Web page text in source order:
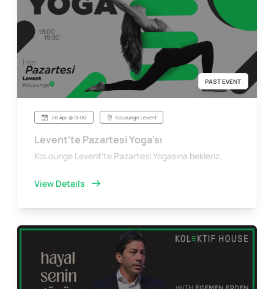
PAST EVENT
06 Apr @ 18:00 KoLounge Levent
Levent'te Pazartesi Yoga'sı
KoLounge Levent'te Pazartesi Yogasına bekleriz.
View Details